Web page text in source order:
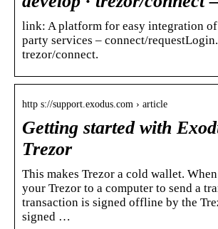
link: A platform for easy integration
party services – connect/
trezor/connect.
http s://support.exodus.com › article
Getting started with
Trezor
This makes Trezor a cold wallet.
your Trezor to a computer to send a
transaction is signed offline by the
signed …